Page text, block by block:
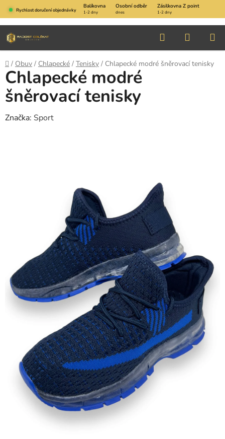
Přejít
na
obsah
Rychlost doručení objednávky
Balíkovna Osobní odběr Zásilkovna Z point
1-2 dny dnes 1-2 dny
Hledat
KOŠÍK
Domů
/ Obuv / Chlapecké / Tenisky / Chlapecké modré šněrovací tenisky
Chlapecké modré
šněrovací tenisky
Značka: Sport